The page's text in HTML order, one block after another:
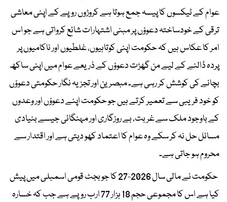
عوام کے ٹیکسوں کا پیسہ جمع ہوتا ہے کروڑوں روپے کے اپنی معاشی
ترقی کے خودساختہ دعوؤں پر مبنی اشتہارات شائع کرواتی ہے جو اس
امر کا عکاس ہیں کہ حکومت اپنی کوتاہیوں، غلطیوں اور ناکامیوں پر
پردہ ڈالنے کے لیے من گھڑت دعوؤں کے ذریعے عوام میں اپنی ساکھ
بچانے کی کوشش کر رہی ہے۔ مبصرین اور تجزیہ نگار حکومتی دعوؤں
کو خود فریبی سے تعمیر کرتے ہیں جو حکومت اپنے دعوؤں اور وعدوں
کے باوجود ملک سے غربت، بے روزگاری اور مہنگائی جیسے بنیادی
مسائل حل نہ کر سکے وہ عوام کا اعتماد کھو دیتی ہے اور اقتدار سے
محروم ہو جاتی ہے۔
حکومت نے مالی سال 2026-27 کا جو بجٹ قومی اسمبلی میں پیش
کیا ہے اس کا مجموعی حجم 18 ہزار 77 ارب روپے ہے جب کہ خسارہ